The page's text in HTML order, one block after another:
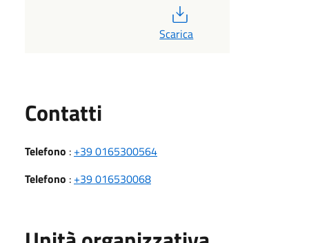
Scarica
Contatti
Telefono : +39 0165300564
Telefono : +39 016530068